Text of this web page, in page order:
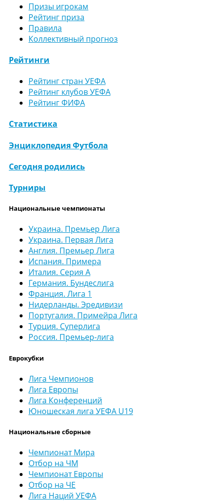
Призы игрокам
Рейтинг приза
Правила
Коллективный прогноз
Рейтинги
Рейтинг стран УЕФА
Рейтинг клубов УЕФА
Рейтинг ФИФА
Статистика
Энциклопедия Футбола
Сегодня родились
Турниры
Национальные чемпионаты
Украина. Премьер Лига
Украина. Первая Лига
Англия. Премьер Лига
Испания. Примера
Италия. Серия А
Германия. Бундеслига
Франция. Лига 1
Нидерланды. Эредивизи
Португалия. Примейра Лига
Турция. Суперлига
Россия. Премьер-лига
Еврокубки
Лига Чемпионов
Лига Европы
Лига Конференций
Юношеская лига УЕФА U19
Национальные сборные
Чемпионат Мира
Отбор на ЧМ
Чемпионат Европы
Отбор на ЧЕ
Лига Наций УЕФА